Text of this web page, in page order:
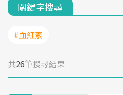
關鍵字搜尋
#血紅素
共26筆搜尋結果